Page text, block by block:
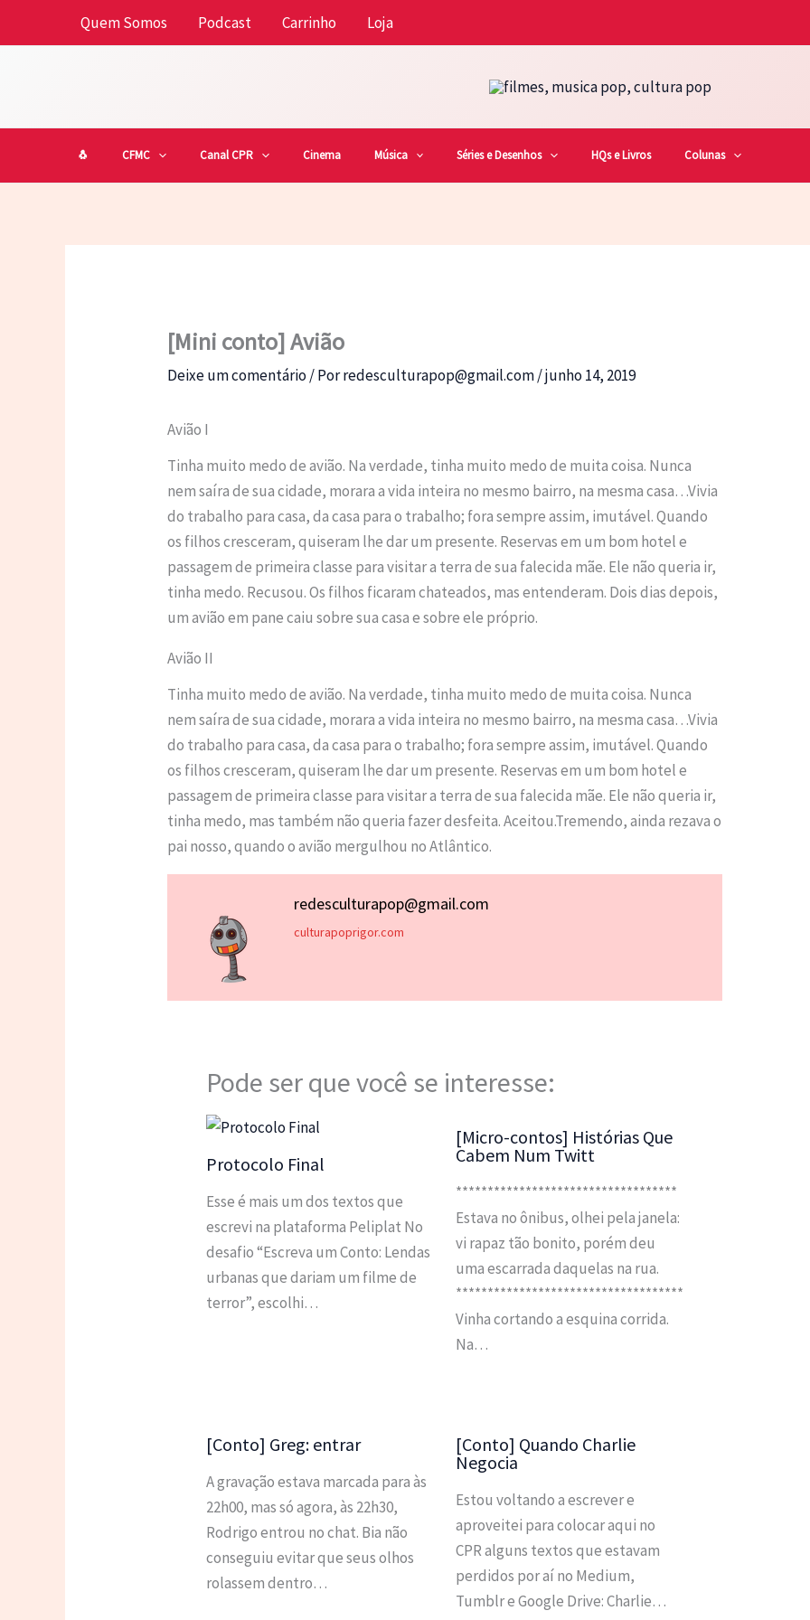
Quem Somos Podcast Carrinho Loja
🐧 CFMC Canal CPR Cinema Música Séries e Desenhos HQs e Livros Colunas
[Mini conto] Avião
Deixe um comentário/ Porredesculturapop@gmail.com/junho 14, 2019
Avião I
Tinha muito medo de avião. Na verdade, tinha muito medo de muita coisa. Nunca
nem saíra de sua cidade, morara a vida inteira no mesmo bairro, na mesma casa…Vivia
do trabalho para casa, da casa para o trabalho; fora sempre assim, imutável. Quando
os filhos cresceram, quiseram lhe dar um presente. Reservas em um bom hotel e
passagem de primeira classe para visitar a terra de sua falecida mãe. Ele não queria ir,
tinha medo. Recusou. Os filhos ficaram chateados, mas entenderam. Dois dias depois,
um avião em pane caiu sobre sua casa e sobre ele próprio.
Avião II
Tinha muito medo de avião. Na verdade, tinha muito medo de muita coisa. Nunca
nem saíra de sua cidade, morara a vida inteira no mesmo bairro, na mesma casa…Vivia
do trabalho para casa, da casa para o trabalho; fora sempre assim, imutável. Quando
os filhos cresceram, quiseram lhe dar um presente. Reservas em um bom hotel e
passagem de primeira classe para visitar a terra de sua falecida mãe. Ele não queria ir,
tinha medo, mas também não queria fazer desfeita. Aceitou.Tremendo, ainda rezava o
pai nosso, quando o avião mergulhou no Atlântico.
redesculturapop@gmail.com
culturapoprigor.com
Pode ser que você se interesse:
Protocolo Final
Esse é mais um dos textos que
escrevi na plataforma Peliplat No
desafio “Escreva um Conto: Lendas
urbanas que dariam um filme de
terror”, escolhi…
[Micro-contos] Histórias Que
Cabem Num Twitt
***********************************
Estava no ônibus, olhei pela janela:
vi rapaz tão bonito, porém deu
uma escarrada daquelas na rua.
************************************
Vinha cortando a esquina corrida.
Na…
[Conto] Greg: entrar
A gravação estava marcada para às
22h00, mas só agora, às 22h30,
Rodrigo entrou no chat. Bia não
conseguiu evitar que seus olhos
rolassem dentro…
[Conto] Quando Charlie
Negocia
Estou voltando a escrever e
aproveitei para colocar aqui no
CPR alguns textos que estavam
perdidos por aí no Medium,
Tumblr e Google Drive: Charlie…